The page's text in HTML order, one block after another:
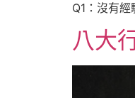
Q1：沒有
八大